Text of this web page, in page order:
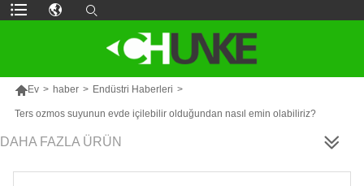
Ev > haber > Endüstri Haberleri >
Ters ozmos suyunun evde içilebilir olduğundan nasıl emin olabiliriz?
DAHA FAZLA ÜRÜN